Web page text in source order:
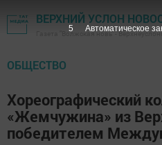
ВЕРХНИЙ УСЛОН
Газета "Волжская новь" -
ОБЩЕСТВО
Хореографический
«Жемчужина» из
победителем
5 Автоматическое